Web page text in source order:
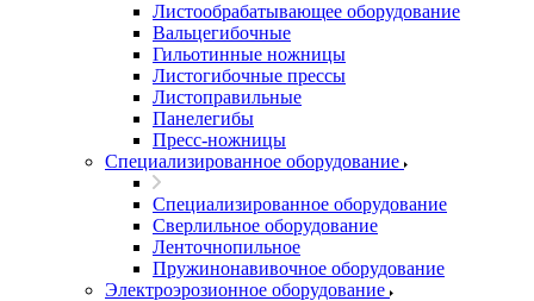
Листообрабатывающее оборудование
Вальцегибочные
Гильотинные ножницы
Листогибочные прессы
Листоправильные
Панелегибы
Пресс-ножницы
Специализированное оборудование
Специализированное оборудование
Сверлильное оборудование
Ленточнопильное
Пружинонавивочное оборудование
Электроэрозионное оборудование